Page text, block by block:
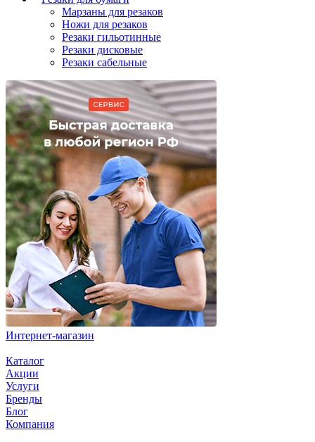
Марзаны для резаков
Ножи для резаков
Резаки гильотинные
Резаки дисковые
Резаки сабельные
Интернет-магазин
Каталог
Акции
Услуги
Бренды
Блог
Компания